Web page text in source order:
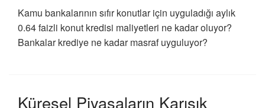
Kamu bankalarının sıfır konutlar için uyguladığı aylık
0.64 faizli konut kredisi maliyetleri ne kadar oluyor?
Bankalar krediye ne kadar masraf uyguluyor?
Küresel Piyasaların Karışık